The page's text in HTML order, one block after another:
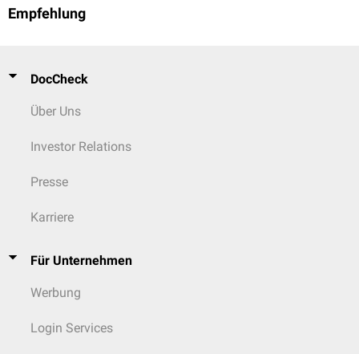
Empfehlung
DocCheck
Über Uns
Investor Relations
Presse
Karriere
Für Unternehmen
Werbung
Login Services